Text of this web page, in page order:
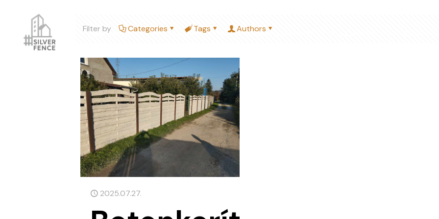
Kezdőlap Referenciák Miért minket válassz?
Filter by Categories Tags Authors
2025.07.27.